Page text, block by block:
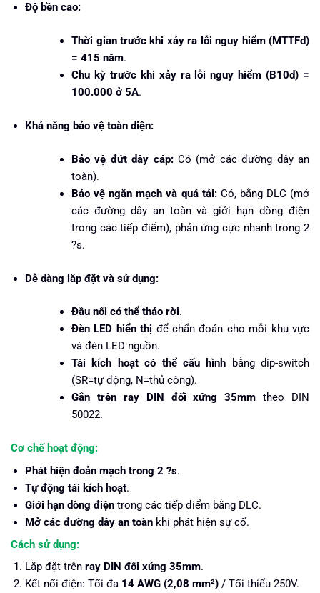
Độ bền cao:
Thời gian trước khi xảy ra lỗi nguy hiểm (MTTFd)
= 415 năm.
Chu kỳ trước khi xảy ra lỗi nguy hiểm (B10d) =
100.000 ở 5A.
Khả năng bảo vệ toàn diện:
Bảo vệ đứt dây cáp:Có (mở các đường dây an
toàn).
Bảo vệ ngắn mạch và quá tải:Có, bằng DLC (mở
các đường dây an toàn và giới hạn dòng điện
trong các tiếp điểm), phản ứng cực nhanh trong 2
?s.
Dễ dàng lắp đặt và sử dụng:
Đầu nối có thể tháo rời.
Đèn LED hiển thị để chẩn đoán cho mỗi khu vực
và đèn LED nguồn.
Tái kích hoạt có thể cấu hình bằng dip-switch
(SR=tự động, N=thủ công).
Gắn trên ray DIN đối xứng 35mm theo DIN
50022.
Cơ chế hoạt động:
Phát hiện đoản mạch trong 2 ?s.
Tự động tái kích hoạt.
Giới hạn dòng điệntrong các tiếp điểm bằng DLC.
Mở các đường dây an toànkhi phát hiện sự cố.
Cách sử dụng:
Lắp đặt trên ray DIN đối xứng 35mm.
Kết nối điện: Tối đa 14 AWG (2,08 mm²)/ Tối thiểu 250V.